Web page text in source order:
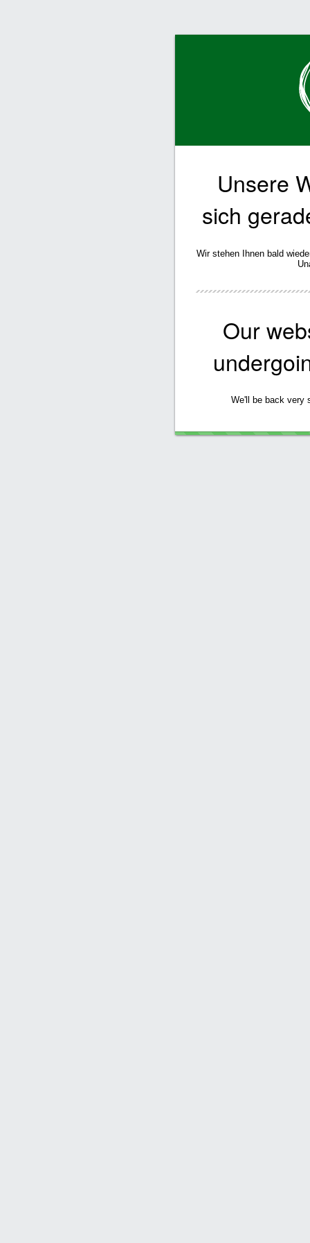
Unsere
sich
Wir stehen Ihnen bald
Our
We'll be back very